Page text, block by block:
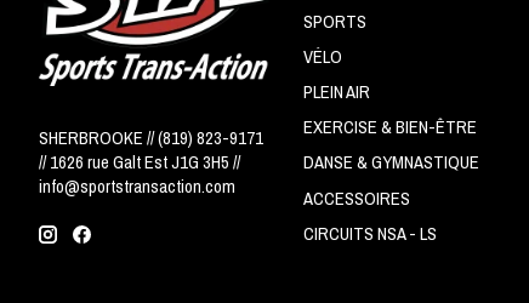
SHERBROOKE // (819) 823-9171
// 1626 rue Galt Est J1G 3H5 //
info@sportstransaction.com
SPORTS
VÉLO
PLEIN AIR
EXERCISE & BIEN-ÊTRE
DANSE & GYMNASTIQUE
ACCESSOIRES
CIRCUITS NSA - LS